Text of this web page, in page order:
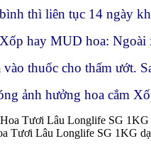
thì liên tục 14 ngày
hay MUD hoa:
thuốc cho thấm ướt.
ảnh hưởng hoa cắm
Tươi Lâu Longlife SG 1KG